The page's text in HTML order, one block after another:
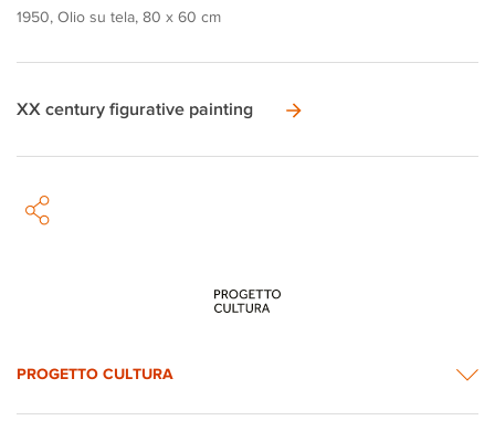
1950, Olio su tela, 80 x 60 cm
XX century figurative painting
PROGETTO CULTURA